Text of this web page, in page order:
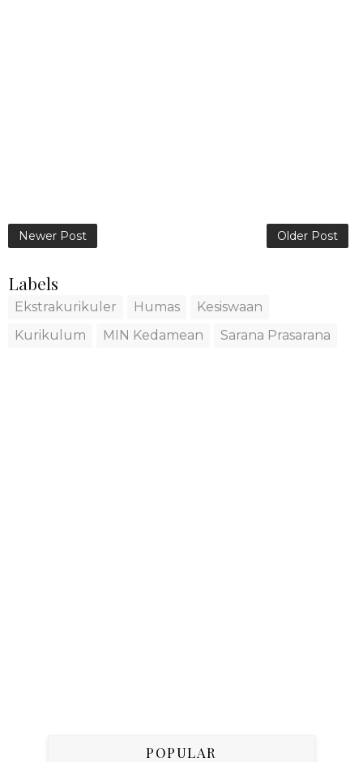
Newer Post Older Post
Labels
Ekstrakurikuler Humas
Kesiswaan
Kurikulum
MIN Kedamean Sarana Prasarana
POPULAR